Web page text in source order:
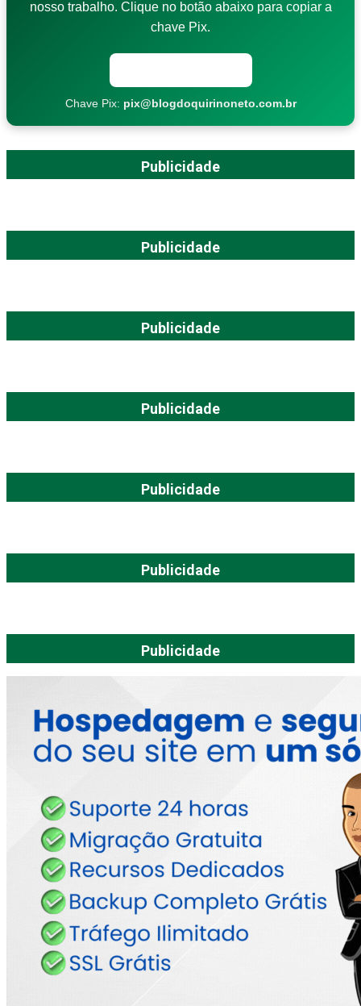
nosso trabalho. Clique no botão abaixo para copiar a
chave Pix.
Chave Pix: pix@blogdoquirinoneto.com.br
Publicidade
Publicidade
Publicidade
Publicidade
Publicidade
Publicidade
Publicidade